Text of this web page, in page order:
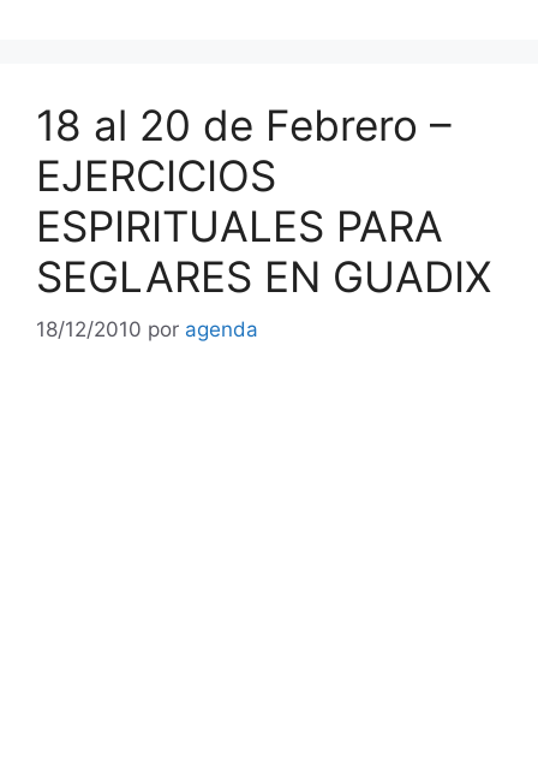
18 al 20 de Febrero –
EJERCICIOS
ESPIRITUALES PARA
SEGLARES EN GUADIX
18/12/2010 por agenda